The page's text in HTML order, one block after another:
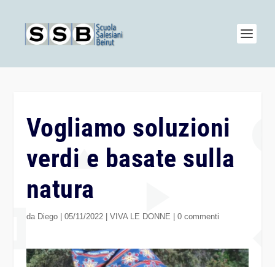
Vogliamo soluzioni
verdi e basate sulla
natura
da Diego| 05/11/2022| VIVA LE DONNE 0 commenti